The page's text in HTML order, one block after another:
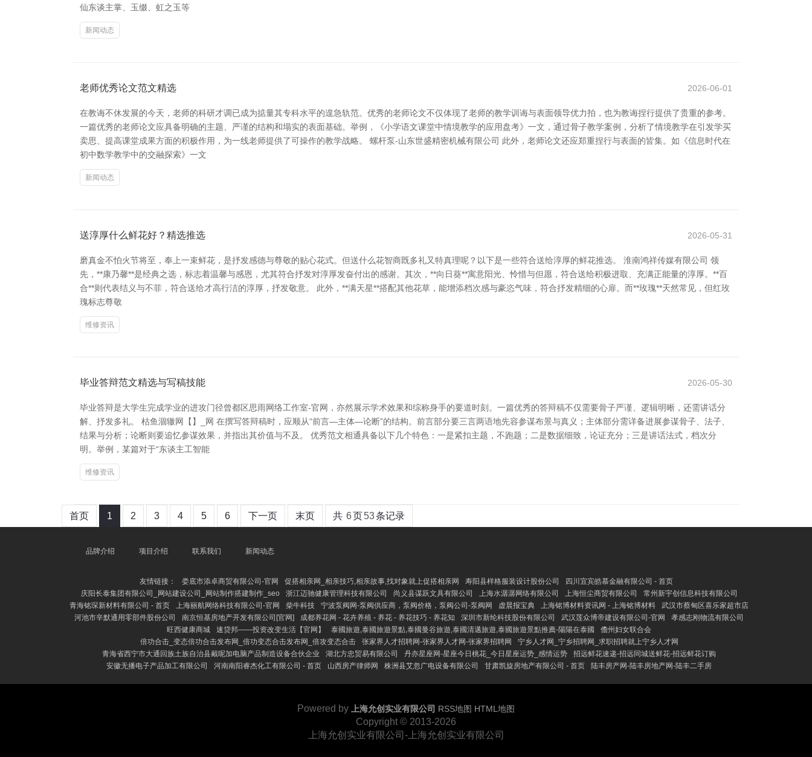
仙东谈主掌、玉缀、虹之玉等
新闻动态
老师优秀论文范文精选 2026-06-01
在教诲不休发展的今天，老师的科研才调已成为掂量其专科水平的遑急轨范。优秀的老师论文不仅体现了老师的教学训诲与表面领导优力拍，也为教诲捏行提供了贵重的参考。
一篇优秀的老师论文应具备明确的主题、严谨的结构和塌实的表面基础。举例，《小学语文课堂中情境教学的应用盘考》一文，通过骨子教学案例，分析了情境教学在引发学买
卖思、提高课堂成果方面的积极作用，为一线老师提供了可操作的教学战略。 螺杆泵-山东世盛精密机械有限公司 此外，老师论文还应郑重捏行与表面的皆集。如《信息时代在
初中数学教学中的交融探索》一文
新闻动态
送淳厚什么鲜花好？精选推选 2026-05-31
磨真金不怕火节将至，奉上一束鲜花，是抒发感德与尊敬的贴心花式。但送什么花智商既多礼又特真理呢？以下是一些符合送给淳厚的鲜花推选。 淮南鸿祥传媒有限公司 领
先，**康乃馨**是经典之选，标志着温馨与感恩，尤其符合抒发对淳厚发奋付出的感谢。其次，**向日葵**寓意阳光、怜惜与但愿，符合送给积极进取、充满正能量的淳厚。**百
合**则代表结义与不菲，符合送给才高行洁的淳厚，抒发敬意。 此外，**满天星**搭配其他花草，能增添档次感与豪恣气味，符合抒发精细的心扉。而**玫瑰**天然常见，但红玫
瑰标志尊敬
维修资讯
毕业答辩范文精选与写稿技能 2026-05-30
毕业答辩是大学生完成学业的进攻门径曾都区思雨网络工作室-官网，亦然展示学术效果和综称身手的要道时刻。一篇优秀的答辩稿不仅需要骨子严谨、逻辑明晰，还需讲话分
解、抒发多礼。 枯鱼涸辙网【】_网 在撰写答辩稿时，应顺从“前言—主体—论断”的结构。前言部分要三言两语地先容参谋布景与真义；主体部分需详备进展参谋骨子、法子、
结果与分析；论断则要追忆参谋效果，并指出其价值与不及。 优秀范文相通具备以下几个特色：一是紧扣主题，不跑题；二是数据细致，论证充分；三是讲话法式，档次分
明。举例，某篇对于“东谈主工智能
维修资讯
首页 1 2 3 4 5 6 下一页 末页 共 6页53条记录
品牌介绍 项目介绍 联系我们 新闻动态
友情链接： 娄底市添卓商贸有限公司-官网 促搭相亲网_相亲技巧,相亲故事,找对象就上促搭相亲网 寿阳县样格服装设计股份公司
四川宜宾皓慕金融有限公司 - 首页
庆阳长泰集团有限公司_网站建设公司_网站制作搭建制作_seo
浙江迈驰健康管理科技有限公司 尚义县谋跃文具有限公司 上海水潺潺网络有限公司 上海恒尘商贸有限公司
常州新宇创信息科技有限公司
青海铭琛新材料有限公司 - 首页
上海丽航网络科技有限公司-官网 柴牛科技 宁波泵阀网-泵阀供应商，泵阀价格，泵阀公司-泵阀网 虚晨报宝典 上海铭博材料资讯网 - 上海铭博材料
武汉市蔡甸区喜乐家超市店
河池市辛默通用零部件股份公司
南京恒基房地产开发有限公司[官网] 成都养花网 - 花卉养殖 - 养花 - 养花技巧 - 养花知 深圳市新纶科技股份有限公司 武汉莲众博帝建设有限公司-官网
孝感志刚物流有限公司
旺西健康商城
速贷邦——投资改变生活【官网】 泰國旅遊,泰國旅遊景點,泰國曼谷旅遊,泰國清邁旅遊,泰國旅遊景點推薦​-陽陽在泰國
儋州妇女联合会
倍功合击_变态倍功合击发布网_倍功变态合击发布网_倍攻变态合击
张家界人才招聘网-张家界人才网-张家界招聘网
宁乡人才网_宁乡招聘网_求职招聘就上宁乡人才网
青海省西宁市大通回族土族自治县戴呢加电脑产品制造设备合伙企业
湖北方忠贸易有限公司 丹亦星座网-星座今日桃花_今日星座运势_感情运势
招远鲜花速递-招远同城送鲜花-招远鲜花订购
安徽无播电子产品加工有限公司
河南南阳睿杰化工有限公司 - 首页 山西房产律师网 株洲县艾忽广电设备有限公司 甘肃凯旋房地产有限公司 - 首页 陆丰房产网-陆丰房地产网-陆丰二手房
Powered by 上海允创实业有限公司 RSS地图 HTML地图
Copyright © 2013-2026
上海允创实业有限公司-上海允创实业有限公司